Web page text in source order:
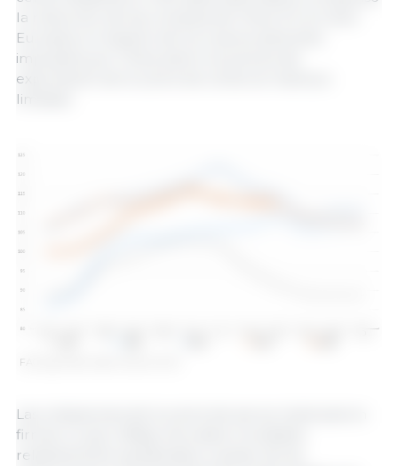
la reducción de las compras de China. En la Unión
Europea, el impacto de los nuevos aranceles
impuestos por China sobre los precios de
exportación de la carne de cerdo se mantuvo
limitado.
FAO pig meat index. Source: FAO.
Las cotizaciones de la carne de ave se mantuvieron
firmes, lo que refleja mercados mundiales
relativamente equilibrados, a pesar de las